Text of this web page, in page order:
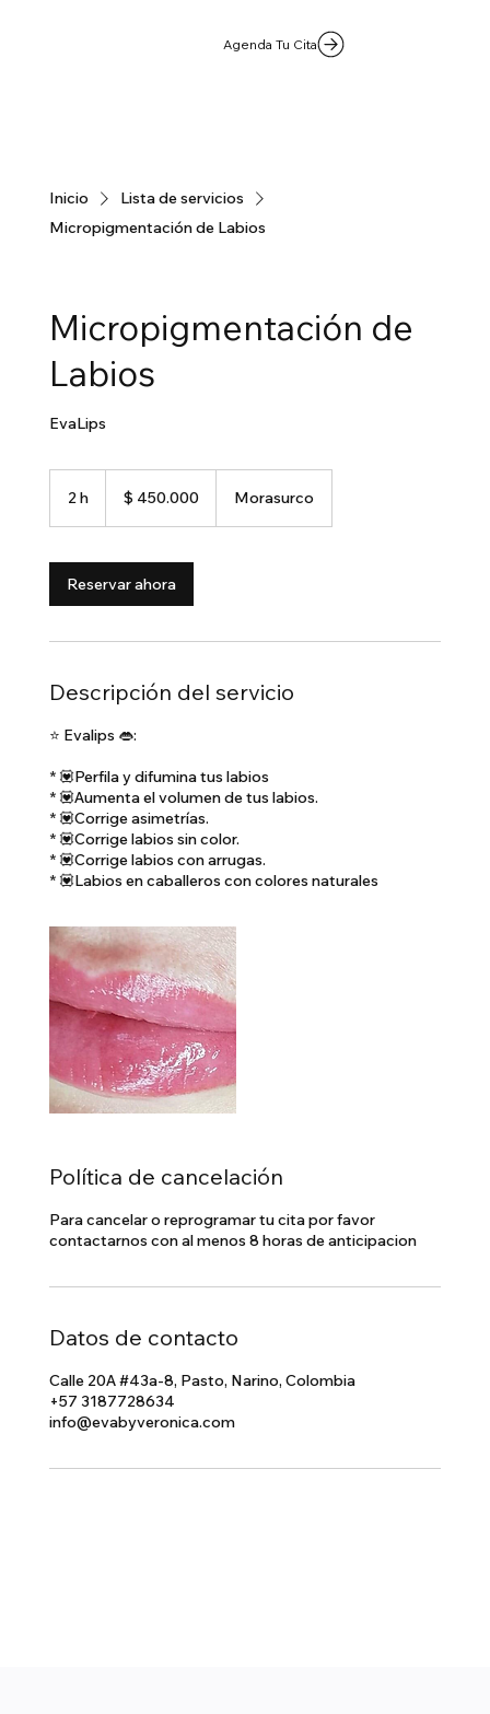
Agenda Tu Cita
Inicio
Lista de servicios
Micropigmentación de Labios
Micropigmentación de
Labios
EvaLips
2 h
pesos
colombianos
$ 450.000 Morasurco
Reservar ahora
Descripción del servicio
⭐️ Evalips 👄:
* 💟Perfila y difumina tus labios
* 💟Aumenta el volumen de tus labios.
* 💟Corrige asimetrías.
* 💟Corrige labios sin color.
* 💟Corrige labios con arrugas.
* 💟Labios en caballeros con colores naturales
Política de cancelación
Para cancelar o reprogramar tu cita por favor
contactarnos con al menos 8 horas de anticipacion
Datos de contacto
Calle 20A #43a-8, Pasto, Narino, Colombia
+57 3187728634
info@evabyveronica.com